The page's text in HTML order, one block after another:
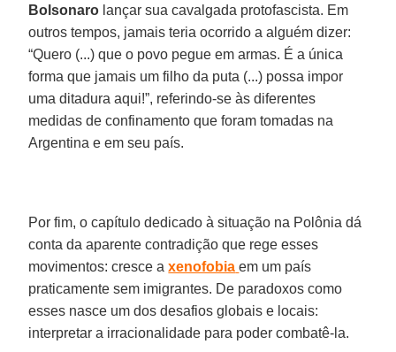
Bolsonaro lançar sua cavalgada protofascista. Em
outros tempos, jamais teria ocorrido a alguém dizer:
“Quero (...) que o povo pegue em armas. É a única
forma que jamais um filho da puta (...) possa impor
uma ditadura aqui!”, referindo-se às diferentes
medidas de confinamento que foram tomadas na
Argentina e em seu país.
Por fim, o capítulo dedicado à situação na Polônia dá
conta da aparente contradição que rege esses
movimentos: cresce axenofobia em um país
praticamente sem imigrantes. De paradoxos como
esses nasce um dos desafios globais e locais:
interpretar a irracionalidade para poder combatê-la.